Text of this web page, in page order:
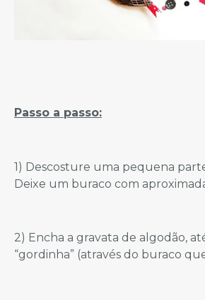
Passo a passo:
1) Descosture uma pequena
Deixe um buraco com
2) Encha a gravata de algodão,
“gordinha” (através do buraco